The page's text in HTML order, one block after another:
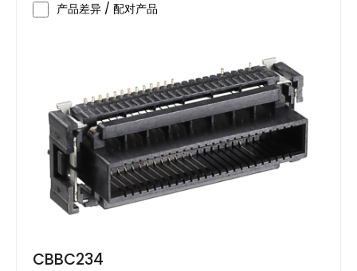
产品差异 / 配对产品
CBBC234